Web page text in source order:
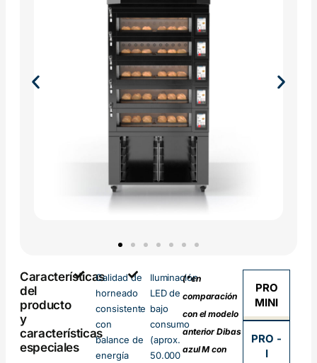
Características
del
producto
y
características
especiales
Calidad de
horneado
consistente
con
balance de
energía
Iluminación
LED de
bajo
consumo
(aprox.
50.000
(*en
comparación
con el modelo
anterior Dibas
azul M con
PRO
MINI
PRO -
I